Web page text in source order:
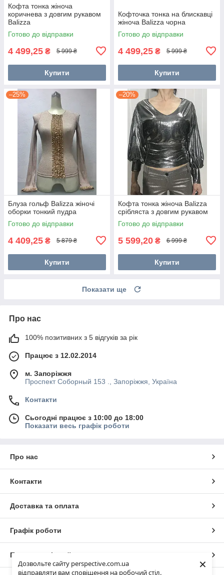
Дозвольте сайту perspective.com.ua
відправляти вам сповіщення на робочий стіл.
×
Кофта тонка жіноча
коричнева з довгим рукавом
Balizza
Готово до відправки
4 499,25 ₴ 5 999 ₴
Купити
Кофточка тонка на блискавці
жіноча Balizza чорна
Готово до відправки
4 499,25 ₴ 5 999 ₴
Купити
–25%
Блуза гольф Balizza жіночі
оборки тонкий пудра
Готово до відправки
4 409,25 ₴ 5 879 ₴
Купити
–20%
Кофта тонка жіноча Balizza
срібляста з довгим рукавом
Готово до відправки
5 599,20 ₴ 6 999 ₴
Купити
Показати ще
Про нас
100% позитивних з 5 відгуків за рік
Працює з 12.02.2014
м. Запоріжжя
Проспект Соборный 153 ., Запоріжжя, Україна
Контакти
Сьогодні працює з 10:00 до 18:00
Показати весь графік роботи
Про нас
Контакти
Доставка та оплата
Графік роботи
Повна версія сайту